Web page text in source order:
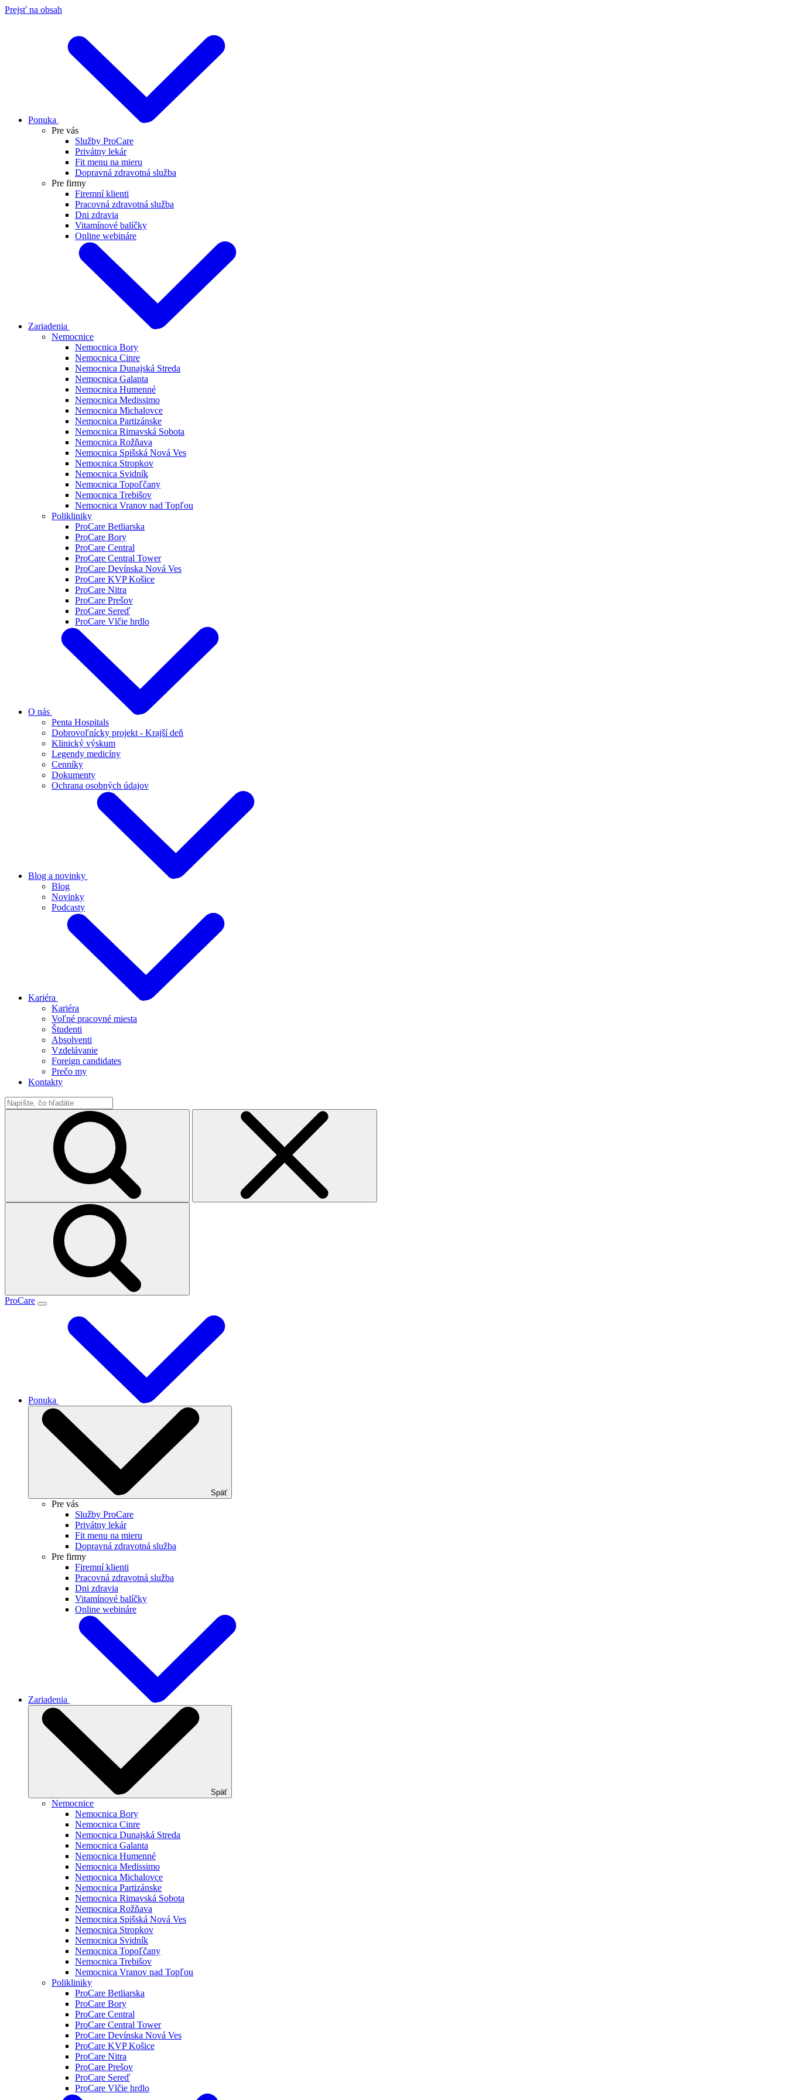
Prejsť na obsah
Ponuka
Pre vás
Služby ProCare
Privátny lekár
Fit menu na mieru
Dopravná zdravotná služba
Pre firmy
Firemní klienti
Pracovná zdravotná služba
Dni zdravia
Vitamínové balíčky
Online webináre
Zariadenia
Nemocnice
Nemocnica Bory
Nemocnica Cinre
Nemocnica Dunajská Streda
Nemocnica Galanta
Nemocnica Humenné
Nemocnica Medissimo
Nemocnica Michalovce
Nemocnica Partizánske
Nemocnica Rimavská Sobota
Nemocnica Rožňava
Nemocnica Spišská Nová Ves
Nemocnica Stropkov
Nemocnica Svidník
Nemocnica Topoľčany
Nemocnica Trebišov
Nemocnica Vranov nad Topľou
Polikliniky
ProCare Betliarska
ProCare Bory
ProCare Central
ProCare Central Tower
ProCare Devínska Nová Ves
ProCare KVP Košice
ProCare Nitra
ProCare Prešov
ProCare Sereď
ProCare Vlčie hrdlo
O nás
Penta Hospitals
Dobrovoľnícky projekt - Krajší deň
Klinický výskum
Legendy medicíny
Cenníky
Dokumenty
Ochrana osobných údajov
Blog a novinky
Blog
Novinky
Podcasty
Kariéra
Kariéra
Voľné pracovné miesta
Študenti
Absolventi
Vzdelávanie
Foreign candidates
Prečo my
Kontakty
ProCare
Ponuka
Späť
Pre vás
Služby ProCare
Privátny lekár
Fit menu na mieru
Dopravná zdravotná služba
Pre firmy
Firemní klienti
Pracovná zdravotná služba
Dni zdravia
Vitamínové balíčky
Online webináre
Zariadenia
Späť
Nemocnice
Nemocnica Bory
Nemocnica Cinre
Nemocnica Dunajská Streda
Nemocnica Galanta
Nemocnica Humenné
Nemocnica Medissimo
Nemocnica Michalovce
Nemocnica Partizánske
Nemocnica Rimavská Sobota
Nemocnica Rožňava
Nemocnica Spišská Nová Ves
Nemocnica Stropkov
Nemocnica Svidník
Nemocnica Topoľčany
Nemocnica Trebišov
Nemocnica Vranov nad Topľou
Polikliniky
ProCare Betliarska
ProCare Bory
ProCare Central
ProCare Central Tower
ProCare Devínska Nová Ves
ProCare KVP Košice
ProCare Nitra
ProCare Prešov
ProCare Sereď
ProCare Vlčie hrdlo